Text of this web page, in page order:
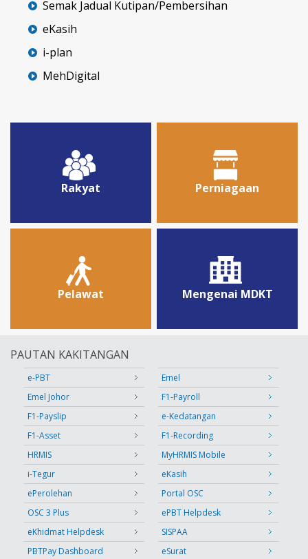
Semak Jadual Kutipan/Pembersihan
eKasih
i-plan
MehDigital
Rakyat Perniagaan
Pelawat Mengenai MDKT
PAUTAN KAKITANGAN
e-PBT
Emel
Emel Johor
F1-Payroll
F1-Payslip
e-Kedatangan
F1-Asset
F1-Recording
HRMIS
MyHRMIS Mobile
i-Tegur
eKasih
ePerolehan
Portal OSC
OSC 3 Plus
ePBT Helpdesk
eKhidmat Helpdesk
SISPAA
PBTPay Dashboard
eSurat